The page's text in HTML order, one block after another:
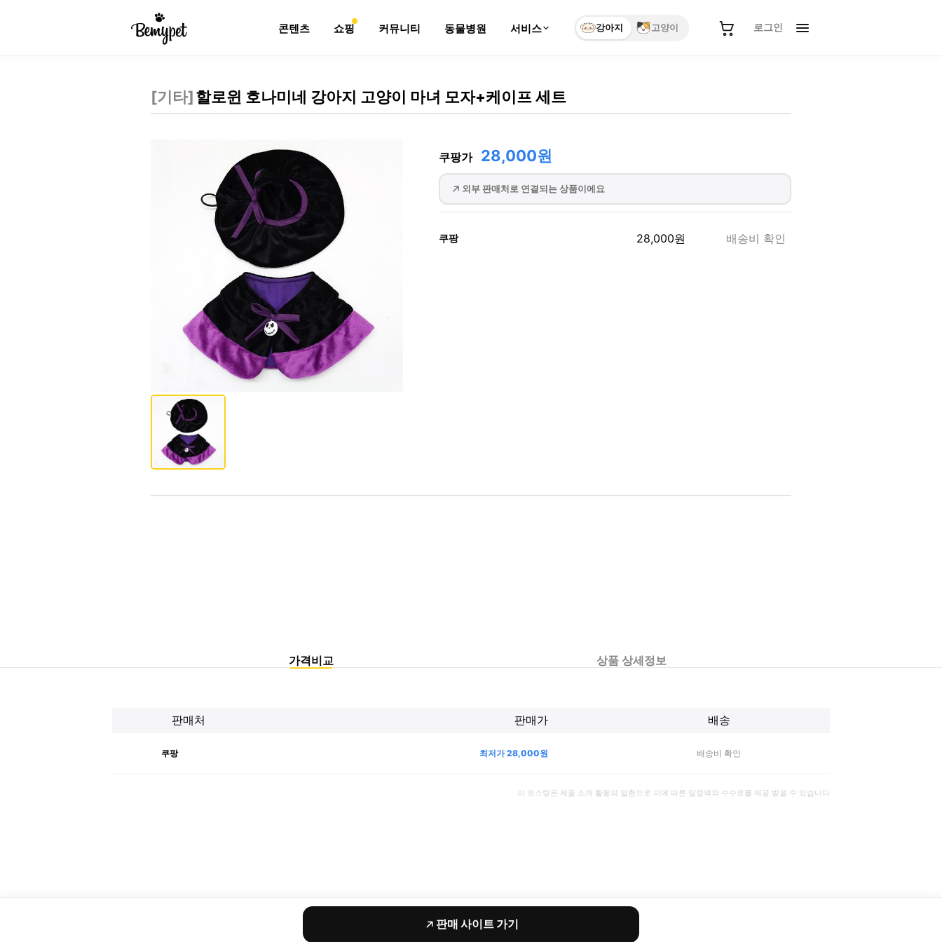
콘텐츠 쇼핑 커뮤니티 동물병원 서비스 강아지 고양이 로그인
[기타]할로윈 호나미네 강아지 고양이 마녀 모자+케이프 세트
쿠팡가 28,000원
외부 판매처로 연결되는 상품이에요
쿠팡 28,000원 배송비 확인
가격비교 상품 상세정보
판매처 판매가 배송
쿠팡 최저가28,000원 배송비 확인
이 포스팅은 제품 소개 활동의 일환으로 이에 따른 일정액의 수수료를 제공 받을 수 있습니다
판매 사이트 가기